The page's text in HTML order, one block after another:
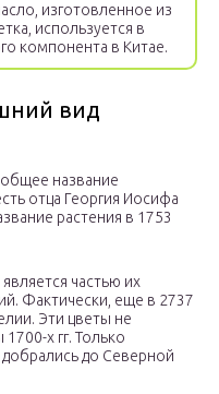
изготовленное из
используется в
компонента в Китае.
вид
название
отца Георгия Иосифа
растения в 1753
частью их
Фактически, еще в 2737
Эти цветы не
х гг. Только
добрались до Северной